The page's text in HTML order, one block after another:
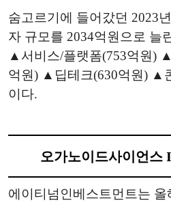
숨고르기에 들어갔던 2023
자 규모를 2034억원으로 늘
▲서비스/플랫폼(753억원)
억원) ▲딥테크(630억원) ▲
이다.
오가노이드사이언스
에이티넘인베스트먼트는